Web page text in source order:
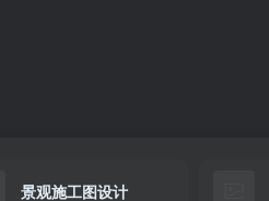
景观施工图设计